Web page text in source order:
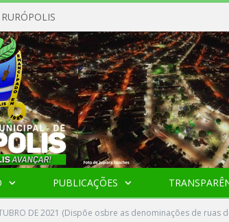
PUBLICAÇÕES
DE 2021 (Dispõe osbre as denominações de